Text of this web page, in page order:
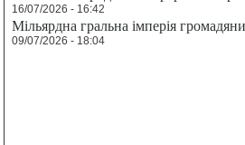
16/07/2026 - 16:42
Мільярдна гральна імперія
09/07/2026 - 18:04